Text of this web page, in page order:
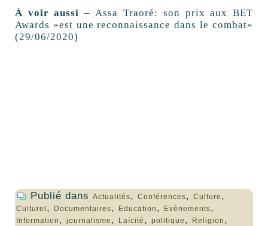
À voir aussi – Assa Traoré: son prix aux BET
Awards «est une reconnaissance dans le combat»
(29/06/2020)
Publié dans Actualités, Conférences, Culture ,
Culturel , Documentaires, Education , Evènements,
Information , journalisme , Laïcité , politique , Religion ,